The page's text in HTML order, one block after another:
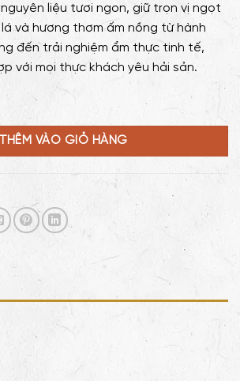
liệu tươi ngon, giữ trọn vị ngọt
và hương thơm ấm nồng từ hành
đến trải nghiệm ẩm thực tinh tế,
với mọi thực khách yêu hải sản.
hành gừng số lượng
THÊM VÀO GIỎ HÀNG